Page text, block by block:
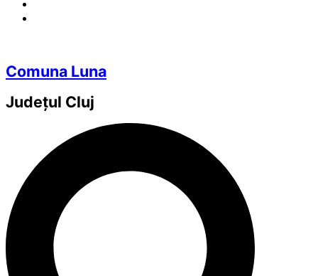
Comuna Luna
Județul Cluj